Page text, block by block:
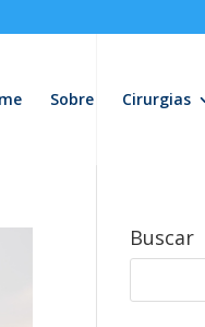
Sobre Cirurgias
Buscar